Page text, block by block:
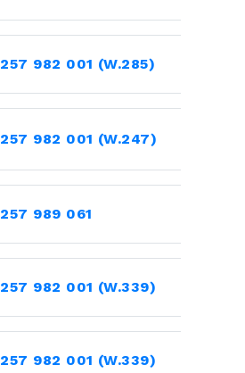
257 982 001 (W.285)
257 982 001 (W.247)
257 989 061
257 982 001 (W.339)
257 982 001 (W.339)